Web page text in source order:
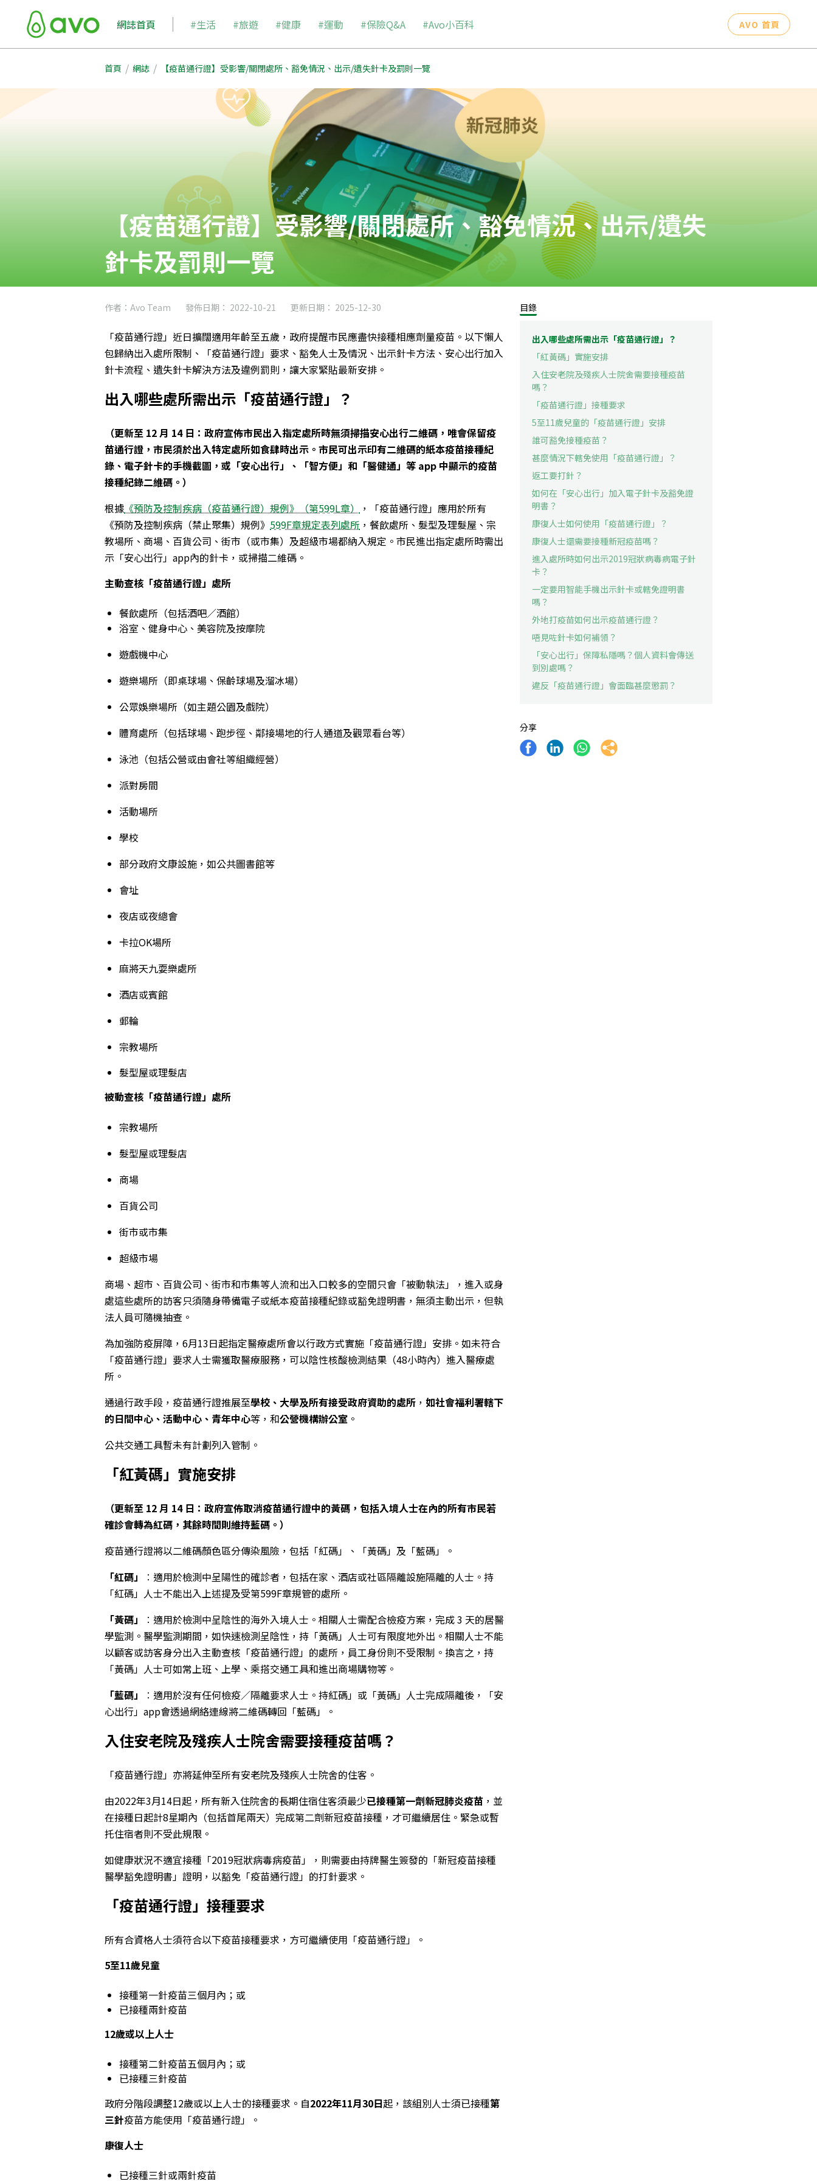
網誌首頁 #生活 #旅遊 #健康 #運動 #保險Q&A #Avo小百科 AVO 首頁
首頁 / 網誌 / 【疫苗通行證】受影響/關閉處所、豁免情況、出示/遺失針卡及罰則一覽
【疫苗通行證】受影響/關閉處所、豁免情況、出示/遺失
針卡及罰則一覽
作者：Avo Team 發佈日期： 2022-10-21 更新日期： 2025-12-30
「疫苗通行證」近日擴闊適用年齡至五歲，政府提醒市民應盡快接種相應劑量疫苗。以下懶人
包歸納出入處所限制、「疫苗通行證」要求、豁免人士及情況、出示針卡方法、安心出行加入
針卡流程、遺失針卡解決方法及違例罰則，讓大家緊貼最新安排。
出入哪些處所需出示「疫苗通行證」？
（更新至 12 月 14 日：政府宣佈市民出入指定處所時無須掃描安心出行二維碼，唯會保留疫
苗通行證，市民須於出入特定處所如食肆時出示。市民可出示印有二維碼的紙本疫苗接種紀
錄、電子針卡的手機截圖，或「安心出行」、「智方便」和「醫健通」等 app 中顯示的疫苗
接種紀錄二維碼。）
根據 《預防及控制疾病（疫苗通行證）規例》（第599L章）
，「疫苗通行證」應用於所有
《預防及控制疾病（禁止聚集）規例》 599F章規定表列處所 ，餐飲處所、髮型及理髮屋、宗
教場所、商場、百貨公司、街市（或市集）及超級市場都納入規定。市民進出指定處所時需出
示「安心出行」app內的針卡，或掃描二維碼。
主動查核「疫苗通行證」處所
餐飲處所 （包括酒吧／酒館）
浴室、健身中心、美容院及按摩院
遊戲機中心
遊樂場所（即桌球場、保齡球場及溜冰場）
公眾娛樂場所（如主題公園及戲院）
體育處所（包括球場、跑步徑、鄰接場地的行人通道及觀眾看台等）
泳池（包括公營或由會社等組織經營）
派對房間
活動場所
學校
部分政府文康設施，如公共圖書館等
會址
夜店或夜總會
卡拉OK場所
麻將天九耍樂處所
酒店或賓館
郵輪
宗教場所
髮型屋或理髮店
被動查核「疫苗通行證」處所
宗教場所
髮型屋或理髮店
商場
百貨公司
街市或市集
超級市場
商場、超市、百貨公司、街市和市集等人流和出入口較多的空間只會「被動執法」，進入或身
處這些處所的訪客只須隨身帶備電子或紙本疫苗接種紀錄或豁免證明書，無須主動出示，但執
法人員可隨機抽查。
為加強防疫屏障，6月13日起指定醫療處所會以行政方式實施「疫苗通行證」安排。如未符合
「疫苗通行證」要求人士需獲取醫療服務，可以陰性核酸檢測結果（48小時內）進入醫療處
所。
通過行政手段，疫苗通行證推展至學校、大學及所有接受政府資助的處所 ， 如社會福利署轄下
的日間中心、活動中心、青年中心等，和公營機構辦公室 。
公共交通工具暫未有計劃列入管制。
「紅黃碼」實施安排
（更新至 12 月 14 日：政府宣佈取消疫苗通行證中的黃碼，包括入境人士在內的所有市民若
確診會轉為紅碼，其餘時間則維持藍碼。）
疫苗通行證將以二維碼顏色區分傳染風險，包括「紅碼」、「黃碼」及「藍碼」。
「紅碼」
︰ 適用於檢測中呈陽性的確診者，包括在家、酒店或社區隔離設施隔離的人士。持
「紅碼」人士不能出入上述提及受第599F章規管的處所。
「黃碼」
︰ 適用於檢測中呈陰性的海外入境人士。相關人士需配合檢疫方案，完成 3 天的居醫
學監測。醫學監測期間，如快速檢測呈陰性，持「黃碼」人士可有限度地外出。相關人士不能
以顧客或訪客身分出入主動查核「疫苗通行證」的處所，員工身份則不受限制。換言之，持
「黃碼」人士可如常上班、上學、乘搭交通工具和進出商場購物等。
「藍碼」
︰ 適用於沒有任何檢疫／隔離要求人士。持紅碼」或「黃碼」人士完成隔離後，「安
心出行」app會透過網絡連線將二維碼轉回「藍碼」。
入住安老院及殘疾人士院舍需要接種疫苗嗎？
「疫苗通行證」亦將延伸至所有安老院及殘疾人士院舍的住客。
由2022年3月14日起，所有新入住院舍的長期住宿住客須最少已接種第一劑新冠肺炎疫苗 ，並
在接種日起計8星期內（包括首尾兩天）完成第二劑新冠疫苗接種，才可繼續居住。緊急或暫
托住宿者則不受此規限。
如健康狀況不適宜接種「2019冠狀病毒病疫苗」，則需要由持牌醫生簽發的「新冠疫苗接種
醫學豁免證明書」證明，以豁免「疫苗通行證」的打針要求。
「疫苗通行證」接種要求
所有合資格人士須符合以下疫苗接種要求，方可繼續使用「疫苗通行證」。
5至11歲兒童
接種第一針疫苗三個月內；或
已接種兩針疫苗
12歲或以上人士
接種第二針疫苗五個月內；或
已接種三針疫苗
政府分階段調整12歲或以上人士的接種要求。自2022年11月30日起，該組別人士須已接種第
三針疫苗方能使用「疫苗通行證」。
康復人士
已接種三針或兩針疫苗
目錄
出入哪些處所需出示「疫苗通行證」？
「紅黃碼」實施安排
入住安老院及殘疾人士院舍需要接種疫苗
嗎？
「疫苗通行證」接種要求
5至11歲兒童的「疫苗通行證」安排
誰可豁免接種疫苗？
甚麼情況下轄免使用「疫苗通行證」？
返工要打針？
如何在「安心出行」加入電子針卡及豁免證
明書？
康復人士如何使用「疫苗通行證」？
康復人士還需要接種新冠疫苗嗎？
進入處所時如何出示2019冠狀病毒病電子針
卡？
一定要用智能手機出示針卡或轄免證明書
嗎？
外地打疫苗如何出示疫苗通行證？
唔見咗針卡如何補領？
「安心出行」保障私隱嗎？個人資料會傳送
到別處嗎？
違反「疫苗通行證」會面臨甚麼懲罰？
分享